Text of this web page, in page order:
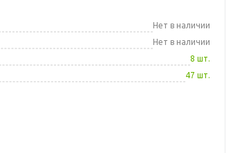
Нет в наличии
Нет в наличии
8 шт.
47 шт.